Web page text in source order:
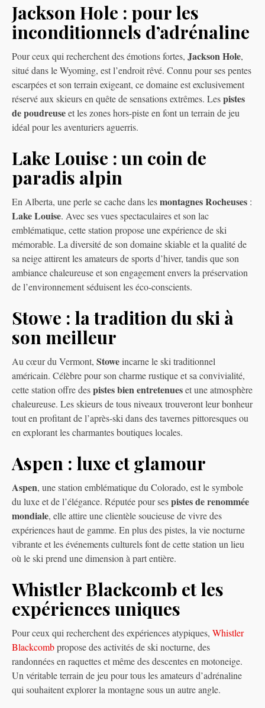
Jackson Hole : pour les
inconditionnels d’adrénaline
Pour ceux qui recherchent des émotions fortes, Jackson Hole,
situé dans le Wyoming, est l’endroit rêvé. Connu pour ses pentes
escarpées et son terrain exigeant, ce domaine est exclusivement
réservé aux skieurs en quête de sensations extrêmes. Lespistes
de poudreuseet les zones hors-piste en font un terrain de jeu
idéal pour les aventuriers aguerris.
Lake Louise : un coin de
paradis alpin
En Alberta, une perle se cache dans lesmontagnes Rocheuses :
Lake Louise. Avec ses vues spectaculaires et son lac
emblématique, cette station propose une expérience de ski
mémorable. La diversité de son domaine skiable et la qualité de
sa neige attirent les amateurs de sports d’hiver, tandis que son
ambiance chaleureuse et son engagement envers la préservation
de l’environnement séduisent les éco-conscients.
Stowe : la tradition du ski à
son meilleur
Au cœur du Vermont, Stoweincarne le ski traditionnel
américain. Célèbre pour son charme rustique et sa convivialité,
cette station offre despistes bien entretenueset une atmosphère
chaleureuse. Les skieurs de tous niveaux trouveront leur bonheur
tout en profitant de l’après-ski dans des tavernes pittoresques ou
en explorant les charmantes boutiques locales.
Aspen : luxe et glamour
Aspen, une station emblématique du Colorado, est le symbole
du luxe et de l’élégance. Réputée pour sespistes de renommée
mondiale, elle attire une clientèle soucieuse de vivre des
expériences haut de gamme. En plus des pistes, la vie nocturne
vibrante et les événements culturels font de cette station un lieu
où le ski prend une dimension à part entière.
Whistler Blackcomb et les
expériences uniques
Pour ceux qui recherchent des expériences atypiques, Whistler
Blackcombpropose des activités de ski nocturne, des
randonnées en raquettes et même des descentes en motoneige.
Un véritable terrain de jeu pour tous les amateurs d’adrénaline
qui souhaitent explorer la montagne sous un autre angle.